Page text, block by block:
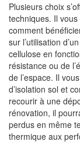
Plusieurs choix
techniques. Il
comment
sur l’utilisation
cellulose en
résistance ou de
de l’espace. Il
d’isolation sol et
recourir à une
rénovation, il
perdus en même
thermique aux